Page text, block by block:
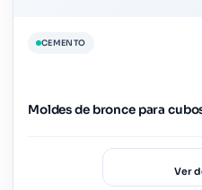
CEMENTO
Moldes de bronce para
Ver